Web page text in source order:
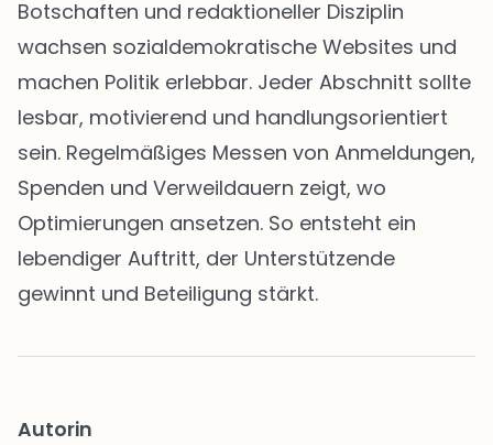
Botschaften und redaktioneller Disziplin
wachsen sozialdemokratische Websites und
machen Politik erlebbar. Jeder Abschnitt sollte
lesbar, motivierend und handlungsorientiert
sein. Regelmäßiges Messen von Anmeldungen,
Spenden und Verweildauern zeigt, wo
Optimierungen ansetzen. So entsteht ein
lebendiger Auftritt, der Unterstützende
gewinnt und Beteiligung stärkt.
Autorin